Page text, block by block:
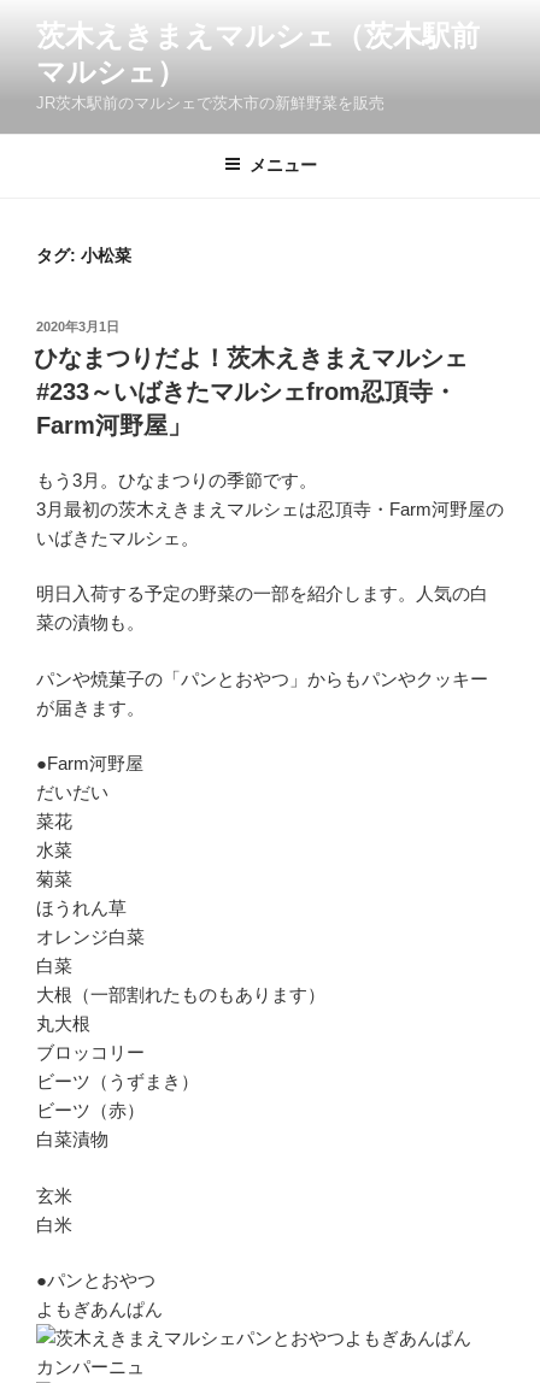
茨木えきまえマルシェ（茨木駅前
マルシェ）
JR茨木駅前のマルシェで茨木市の新鮮野菜を販売
メニュー
タグ: 小松菜
投
稿
日:
2020年3月1日
ひなまつりだよ！茨木えきまえマルシェ
#233～いばきたマルシェfrom忍頂寺・
Farm河野屋」
もう3月。ひなまつりの季節です。
3月最初の茨木えきまえマルシェは忍頂寺・Farm河野屋の
いばきたマルシェ。
明日入荷する予定の野菜の一部を紹介します。人気の白
菜の漬物も。
パンや焼菓子の「パンとおやつ」からもパンやクッキー
が届きます。
●Farm河野屋
だいだい
菜花
水菜
菊菜
ほうれん草
オレンジ白菜
白菜
大根（一部割れたものもあります）
丸大根
ブロッコリー
ビーツ（うずまき）
ビーツ（赤）
白菜漬物
玄米
白米
●パンとおやつ
よもぎあんぱん
カンパーニュ